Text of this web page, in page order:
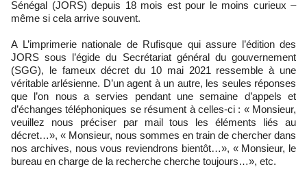
Sénégal (JORS) depuis 18 mois est pour le moins curieux –
même si cela arrive souvent.
A L’imprimerie nationale de Rufisque qui assure l’édition des
JORS sous l’égide du Secrétariat général du gouvernement
(SGG), le fameux décret du 10 mai 2021 ressemble à une
véritable arlésienne. D’un agent à un autre, les seules réponses
que l’on nous a servies pendant une semaine d’appels et
d’échanges téléphoniques se résument à celles-ci : « Monsieur,
veuillez nous préciser par mail tous les éléments liés au
décret…», « Monsieur, nous sommes en train de chercher dans
nos archives, nous vous reviendrons bientôt…», « Monsieur, le
bureau en charge de la recherche cherche toujours…», etc.